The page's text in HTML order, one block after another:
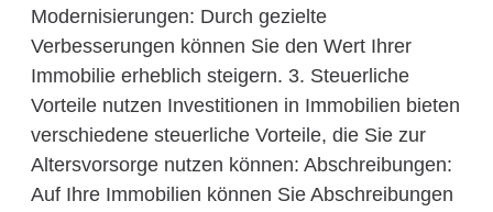
Modernisierungen: Durch gezielte
Verbesserungen können Sie den Wert Ihrer
Immobilie erheblich steigern. 3. Steuerliche
Vorteile nutzen Investitionen in Immobilien bieten
verschiedene steuerliche Vorteile, die Sie zur
Altersvorsorge nutzen können: Abschreibungen:
Auf Ihre Immobilien können Sie Abschreibungen